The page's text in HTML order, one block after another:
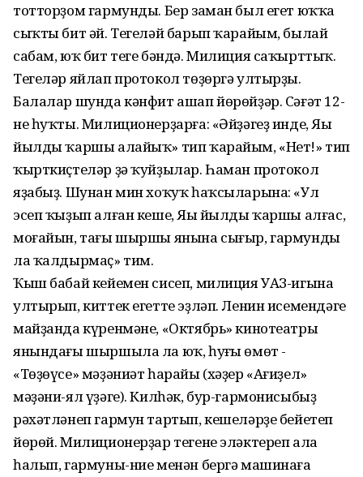
тотторҙом гармунды. Бер заман был егет юҡҡа
сыҡты бит әй. Тегеләй барып ҡарайым, былай
сабам, юҡ бит теге бәндә. Милиция саҡырттыҡ.
Тегеләр яйлап протокол төҙөргә ултырҙы.
Балалар шунда кәнфит ашап йөрөйҙәр. Сәғәт 12-
не һуҡты. Милиционерҙарға: «Әйҙәгеҙ инде, Яңы
йылды ҡаршы алайыҡ» тип ҡарайым, «Нет!» тип
ҡырткиҫтеләр ҙә ҡуйҙылар. Һаман протокол
яҙабыҙ. Шунан мин хоҡуҡ һаҡсыларына: «Ул
эсеп ҡыҙып алған кеше, Яңы йылды ҡаршы алғас,
моғайын, тағы шыршы янына сығыр, гармунды
ла ҡалдырмаҫ» тим.
Ҡыш бабай кейемен сисеп, милиция УАЗ-игына
ултырып, киттек егетте эҙләп. Ленин исемендәге
майҙанда күренмәне, «Октябрь» кинотеатры
янындағы шыршыла ла юҡ, һуңғы өмөт -
«Төҙөүсе» мәҙәниәт һарайы (хәҙер «Ағиҙел»
мәҙәни-ял үҙәге). Килһәк, бур-гармонисыбыҙ
рәхәтләнеп гармун тартып, кешеләрҙе бейетеп
йөрөй. Милиционерҙар тегене эләктереп ала
һалып, гармуны-ние менән бергә машинаға